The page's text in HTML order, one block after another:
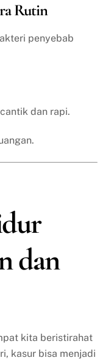
Rutin
penyebab
dan rapi.
dan
kita beristirahat
kasur bisa menjadi